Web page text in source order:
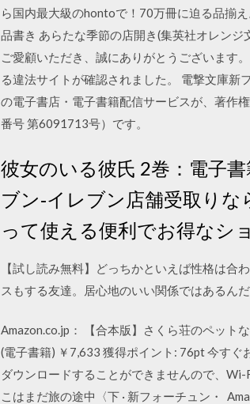
ら国内最大級のhontoで！70万冊に迫る品揃
品書き あらたな季節の店開き(集英社オレン
ご愛顧いただき、誠にありがとうございます
る違法サイトが確認されました。 電撃文庫新
の電子書店・電子書籍配信サービスが、著作
番号 第6091713号）です。
彼女のいる彼氏 2巻：電子
ブン‐イレブン店舗受取り
って使える便利でお得なシ
【試し読み無料】どっちかといえば性格は
スもする友達。居心地のいい関係ではあるん
Amazon.co.jp： 【合本版】さくら荘のペット
(電子書籍) ￥7,633 獲得ポイント: 76pt 今す
ダウンロードすることができませんので、
こはまだ旅の途中〈下 · 新フォーチュン・